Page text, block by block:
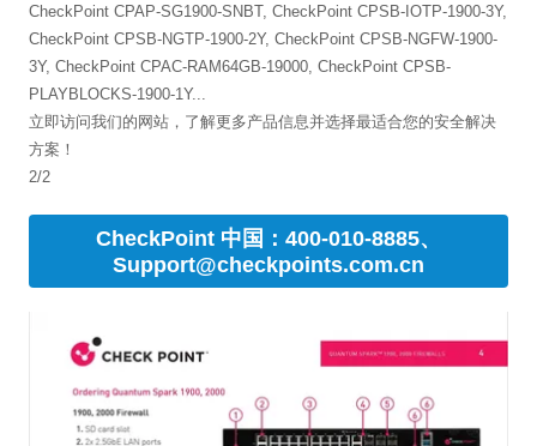
CheckPoint CPAP-SG1900-SNBT, CheckPoint CPSB-IOTP-1900-3Y,
CheckPoint CPSB-NGTP-1900-2Y, CheckPoint CPSB-NGFW-1900-
3Y, CheckPoint CPAC-RAM64GB-19000, CheckPoint CPSB-
PLAYBLOCKS-1900-1Y...
立即访问我们的网站，了解更多产品信息并选择最适合您的安全解决
方案！
2/2
CheckPoint 中国：400-010-8885、
Support@checkpoints.com.cn